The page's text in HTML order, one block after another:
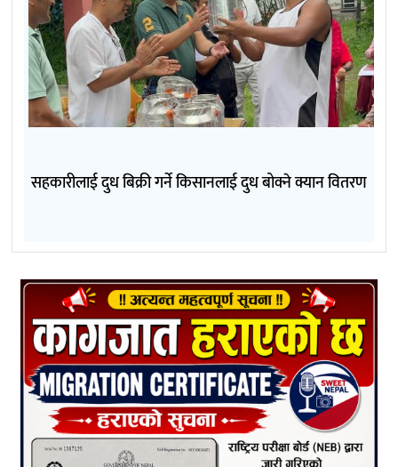
सहकारीलाई दुध बिक्री गर्ने किसानलाई दुध बोक्ने क्यान वितरण